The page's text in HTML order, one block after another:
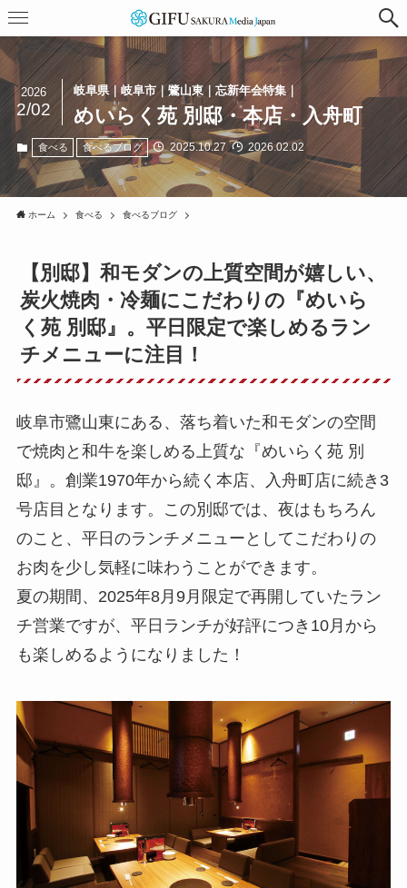
岐阜県｜岐阜市｜鷺山東｜忘新年会特集｜
めいらく苑 別邸・本店・入舟町
2026
2/02
食べる 食べるブログ 2025.10.27 2026.02.02
ホーム 食べる 食べるブログ
【別邸】和モダンの上質空間が嬉しい、
炭火焼肉・冷麺にこだわりの『めいら
く苑 別邸』。平日限定で楽しめるラン
チメニューに注目！
岐阜市鷺山東にある、落ち着いた和モダンの空間
で焼肉と和牛を楽しめる上質な『めいらく苑 別
邸』。創業1970年から続く本店、入舟町店に続き3
号店目となります。この別邸では、夜はもちろん
のこと、平日のランチメニューとしてこだわりの
お肉を少し気軽に味わうことができます。
夏の期間、2025年8月9月限定で再開していたラン
チ営業ですが、平日ランチが好評につき10月から
も楽しめるようになりました！